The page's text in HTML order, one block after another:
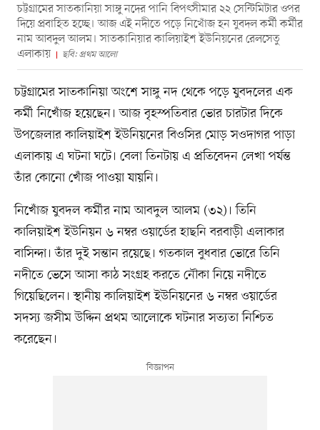
চট্টগ্রামের সাতকানিয়া সাঙ্গু নদের পানি বিপৎসীমার ২২ সেন্টিমিটার ওপর
দিয়ে প্রবাহিত হচ্ছে। আজ এই নদীতে পড়ে নিখোঁজ হন যুবদল কর্মী কর্মীর
নাম আবদুল আলম। সাতকানিয়ার কালিয়াইশ ইউনিয়নের রেলসেতু
এলাকায়
ছবি: প্রথম আলো
চট্টগ্রামের সাতকানিয়া অংশে সাঙ্গু নদ থেকে পড়ে যুবদলের এক
কর্মী নিখোঁজ হয়েছেন। আজ বৃহস্পতিবার ভোর চারটার দিকে
উপজেলার কালিয়াইশ ইউনিয়নের বিওসির মোড় সওদাগর পাড়া
এলাকায় এ ঘটনা ঘটে। বেলা তিনটায় এ প্রতিবেদন লেখা পর্যন্ত
তাঁর কোনো খোঁজ পাওয়া যায়নি।
নিখোঁজ যুবদল কর্মীর নাম আবদুল আলম (৩২)। তিনি
কালিয়াইশ ইউনিয়ন ৬ নম্বর ওয়ার্ডের হাছনি বরবাড়ী এলাকার
বাসিন্দা। তাঁর দুই সন্তান রয়েছে। গতকাল বুধবার ভোরে তিনি
নদীতে ভেসে আসা কাঠ সংগ্রহ করতে নৌকা নিয়ে নদীতে
গিয়েছিলেন। স্থানীয় কালিয়াইশ ইউনিয়নের ৬ নম্বর ওয়ার্ডের
সদস্য জসীম উদ্দিন প্রথম আলোকে ঘটনার সত্যতা নিশ্চিত
করেছেন।